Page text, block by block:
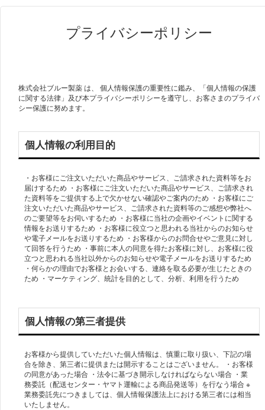
プライバシーポリシー
株式会社ブルー製薬 は、 個人情報保護の重要性に鑑み、「個人情報の保護
に関する法律」及び本プライバシーポリシーを遵守し、お客さまのプライバ
シー保護に努めます。
個人情報の利用目的
・お客様にご注文いただいた商品やサービス、ご請求された資料等をお
届けするため ・お客様にご注文いただいた商品やサービス、ご請求され
た資料等をご提供する上で欠かせない確認やご案内のため ・お客様にご
注文いただいた商品やサービス、ご請求された資料等のご感想や弊社へ
のご要望等をお伺いするため ・お客様に当社の企画やイベントに関する
情報をお送りするため ・お客様に役立つと思われる当社からのお知らせ
や電子メールをお送りするため ・お客様からのお問合せやご意見に対し
て回答を行うため ・事前に本人の同意を得たお客様に対し、お客様に役
立つと思われる当社以外からのお知らせや電子メールをお送りするため
・何らかの理由でお客様とお会いする、連絡を取る必要が生じたときの
ため ・マーケティング、統計を目的として、分析、利用を行うため
個人情報の第三者提供
お客様から提供していただいた個人情報は、慎重に取り扱い、下記の場
合を除き、第三者に提供または開示することはございません。 ・お客様
の同意があった場合 ・法令に基づき開示しなければならない場合 ・業
務委託（配送センター・ヤマト運輸による商品発送等）を行なう場合 ※
業務委託先につきましては、個人情報保護法上における第三者には相当
いたしません。